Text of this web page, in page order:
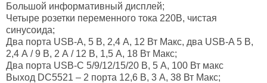
Большой информативный дисплей;
Четыре розетки переменного тока 220В, чистая
синусоида;
Два порта USB-A, 5 В, 2,4 А, 12 Вт Макс, два USB-A 5 В,
2,4 А / 9 В, 2 А / 12 В, 1,5 А, 18 Вт Макс;
Два порта USB-C 5/9/12/15/20 В, 5 А, 100 Вт макс
Выход DC5521 – 2 порта 12,6 В, 3 А, 38 Вт Макс;